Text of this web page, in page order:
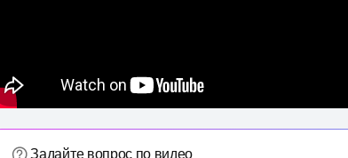
Задайте вопрос по видео